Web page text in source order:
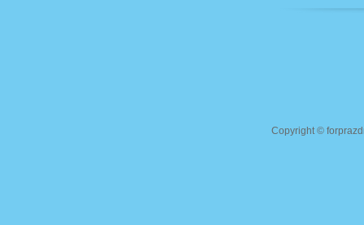
Copyright ©